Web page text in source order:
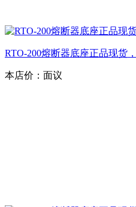
RTO-200熔断器底座正品现货
本店价： 面议